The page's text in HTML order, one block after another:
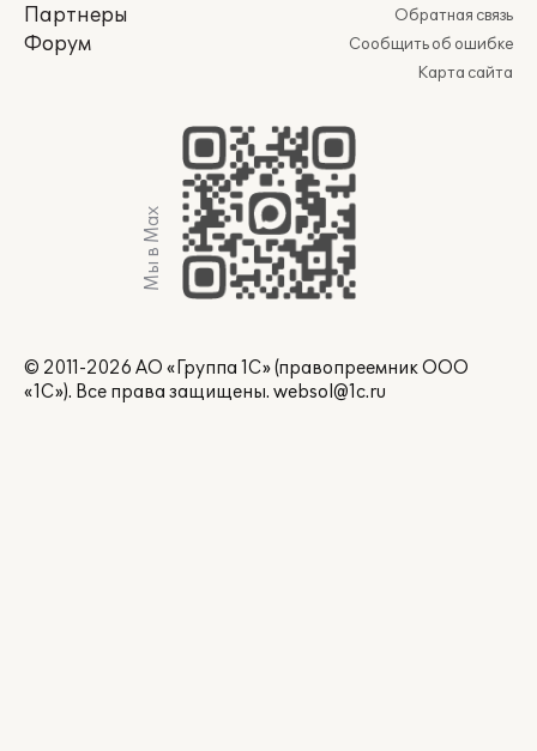
Партнеры
Форум
Обратная связь
Сообщить об ошибке
Карта сайта
Мы в Max
© 2011-2026 АО «Группа 1С» (правопреемник ООО
«1С»). Все права защищены. websol@1c.ru